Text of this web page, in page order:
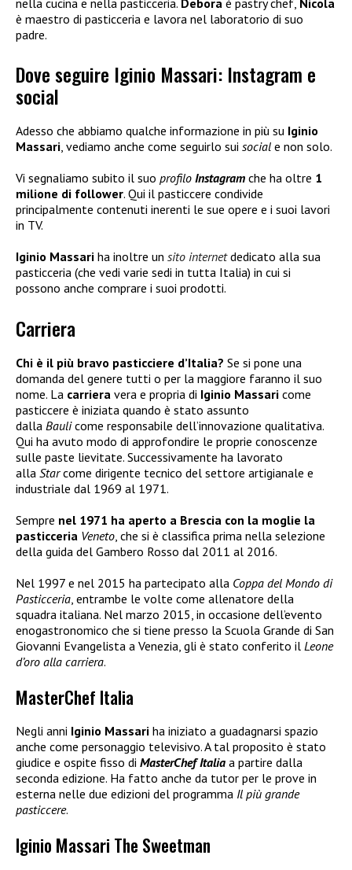
è maestro di pasticceria e lavora nel laboratorio di suo
padre.
Dove seguire Iginio Massari: Instagram e
social
Adesso che abbiamo qualche informazione in più su Iginio
Massari, vediamo anche come seguirlo sui social e non solo.
Vi segnaliamo subito il suo profilo Instagram che ha oltre 1
milione di follower. Qui il pasticcere condivide
principalmente contenuti inerenti le sue opere e i suoi lavori
in TV.
Iginio Massari ha inoltre un sito internet dedicato alla sua
pasticceria (che vedi varie sedi in tutta Italia) in cui si
possono anche comprare i suoi prodotti.
Carriera
Chi è il più bravo pasticciere d’Italia? Se si pone una
domanda del genere tutti o per la maggiore faranno il suo
nome. La carriera vera e propria di Iginio Massari come
pasticcere è iniziata quando è stato assunto
dalla Baulicome responsabile dell’innovazione qualitativa.
Qui ha avuto modo di approfondire le proprie conoscenze
sulle paste lievitate. Successivamente ha lavorato
alla Starcome dirigente tecnico del settore artigianale e
industriale dal 1969 al 1971.
Sempre nel 1971 ha aperto a Brescia con la moglie la
pasticceria Veneto , che si è classifica prima nella selezione
della guida del Gambero Rosso dal 2011 al 2016.
Nel 1997 e nel 2015 ha partecipato alla Coppa del Mondo di
Pasticceria , entrambe le volte come allenatore della
squadra italiana. Nel marzo 2015, in occasione dell’evento
enogastronomico che si tiene presso la Scuola Grande di San
Giovanni Evangelista a Venezia, gli è stato conferito il Leone
d’oro alla carriera.
MasterChef Italia
Negli anni Iginio Massari ha iniziato a guadagnarsi spazio
anche come personaggio televisivo. A tal proposito è stato
giudice e ospite fisso di MasterChef Italia a partire dalla
seconda edizione. Ha fatto anche da tutor per le prove in
esterna nelle due edizioni del programma Il più grande
pasticcere.
Iginio Massari The Sweetman